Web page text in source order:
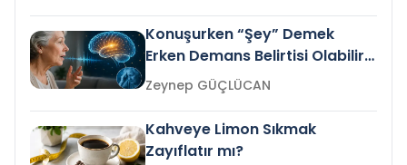
Konuşurken “Şey” Demek
Erken Demans Belirtisi Olabilir
mi?
Zeynep GÜÇLÜCAN
Kahveye Limon Sıkmak
Zayıflatır mı?